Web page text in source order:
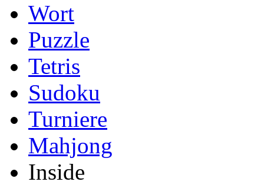
Wort
Puzzle
Tetris
Sudoku
Turniere
Mahjong
Inside